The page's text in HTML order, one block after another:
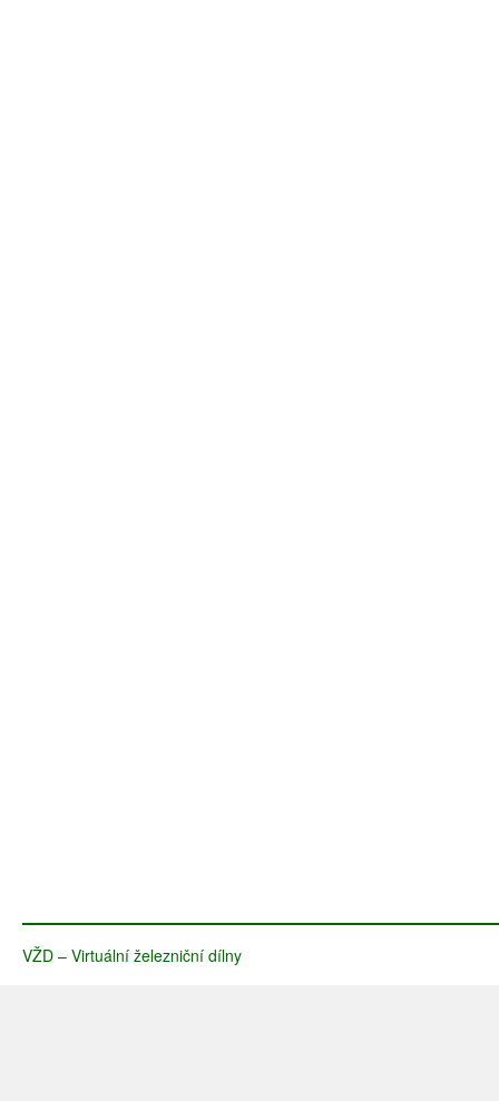
VŽD – Virtuální železniční dílny